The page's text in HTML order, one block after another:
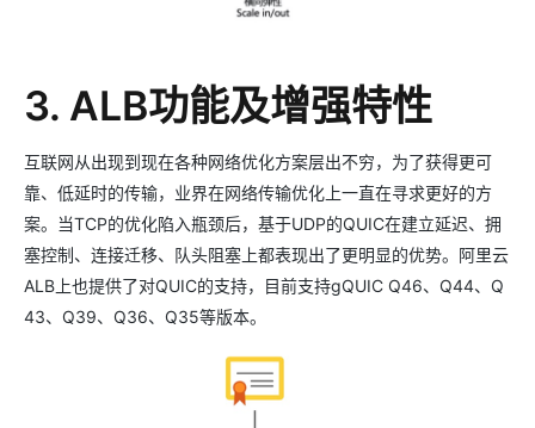
3. ALB功能及增强特性
互联网从出现到现在各种网络优化方案层出不穷，为了获得更可
靠、低延时的传输，业界在网络传输优化上一直在寻求更好的方
案。当TCP的优化陷入瓶颈后，基于UDP的QUIC在建立延迟、拥
塞控制、连接迁移、队头阻塞上都表现出了更明显的优势。阿里云
ALB上也提供了对QUIC的支持，目前支持gQUIC Q46、Q44、Q
43、Q39、Q36、Q35等版本。